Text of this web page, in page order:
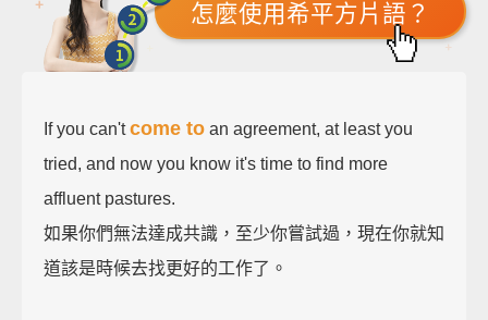
怎麼使用希平方片語？
If you can'tcome to an agreement, at least you
tried, and now you know it's time to find more
affluent pastures.
如果你們無法達成共識，至少你嘗試過，現在你就知
道該是時候去找更好的工作了。